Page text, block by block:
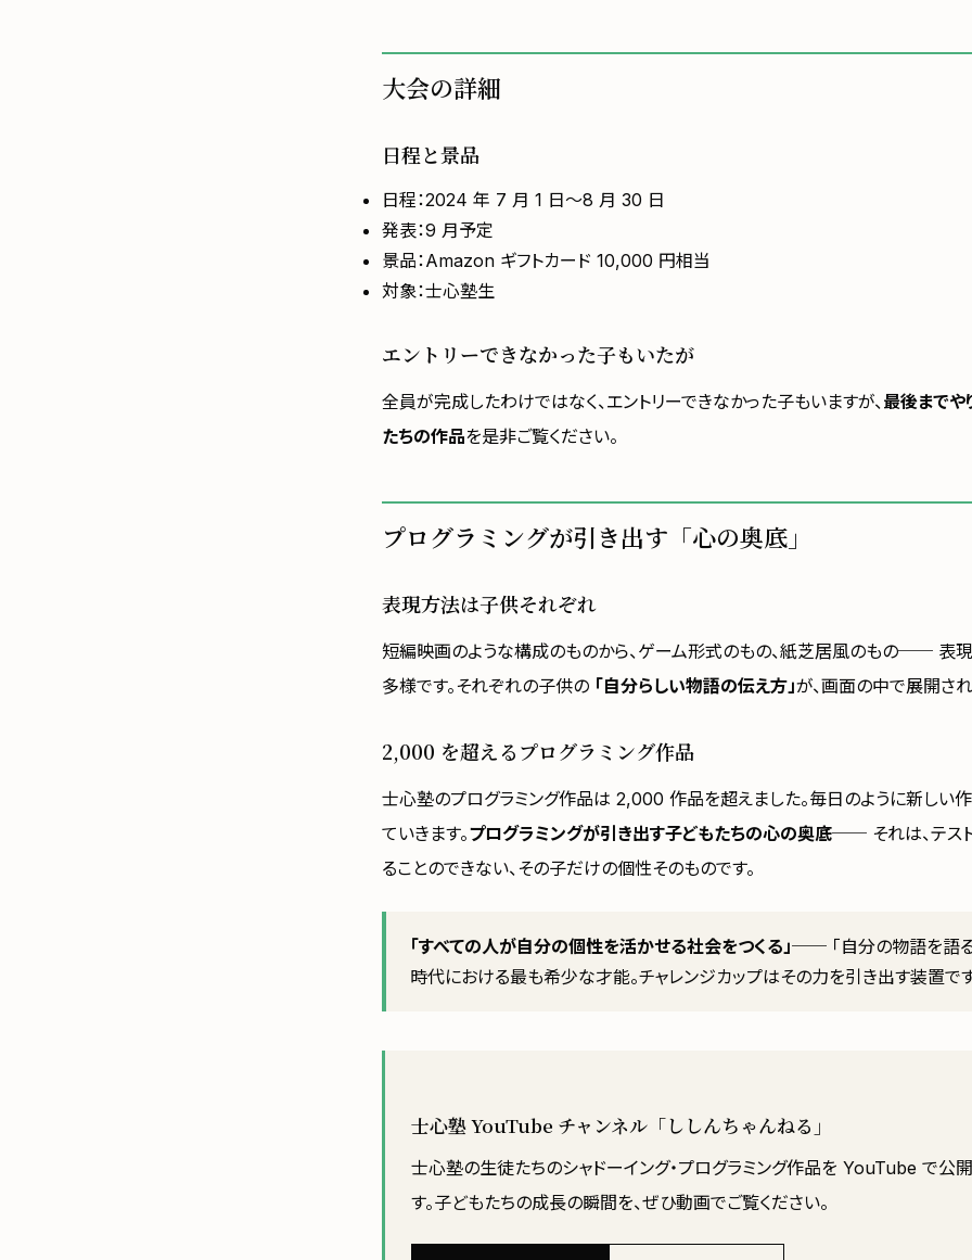
大会の詳細
日程と景品
日程：2024 年 7 月 1 日〜8 月 30 日
発表：9 月予定
景品：Amazon ギフトカード 10,000 円相当
対象：士心塾生
エントリーできなかった子もいたが
全員が完成したわけではなく、エントリーできなかった子もいますが、最後までや
たちの作品を是非ご覧ください。
プログラミングが引き出す「心の奥底」
表現方法は子供それぞれ
短編映画のような構成のものから、ゲーム形式のもの、紙芝居風のもの── 表
多様です。それぞれの子供の 「自分らしい物語の伝え方」が、画面の中で展開され
2,000 を超えるプログラミング作品
士心塾のプログラミング作品は 2,000 作品を超えました。毎日のように新しい
ていきます。プログラミングが引き出す子どもたちの心の奥底── それは、テス
ることのできない、その子だけの個性そのものです。
「すべての人が自分の個性を活かせる社会をつくる」── 「自分の物語を語る
時代における最も希少な才能。チャレンジカップはその力を引き出す装置です
士心塾 YouTube チャンネル「ししんちゃんねる」
士心塾の生徒たちのシャドーイング・プログラミング作品を YouTube で公
す。子どもたちの成長の瞬間を、ぜひ動画でご覧ください。